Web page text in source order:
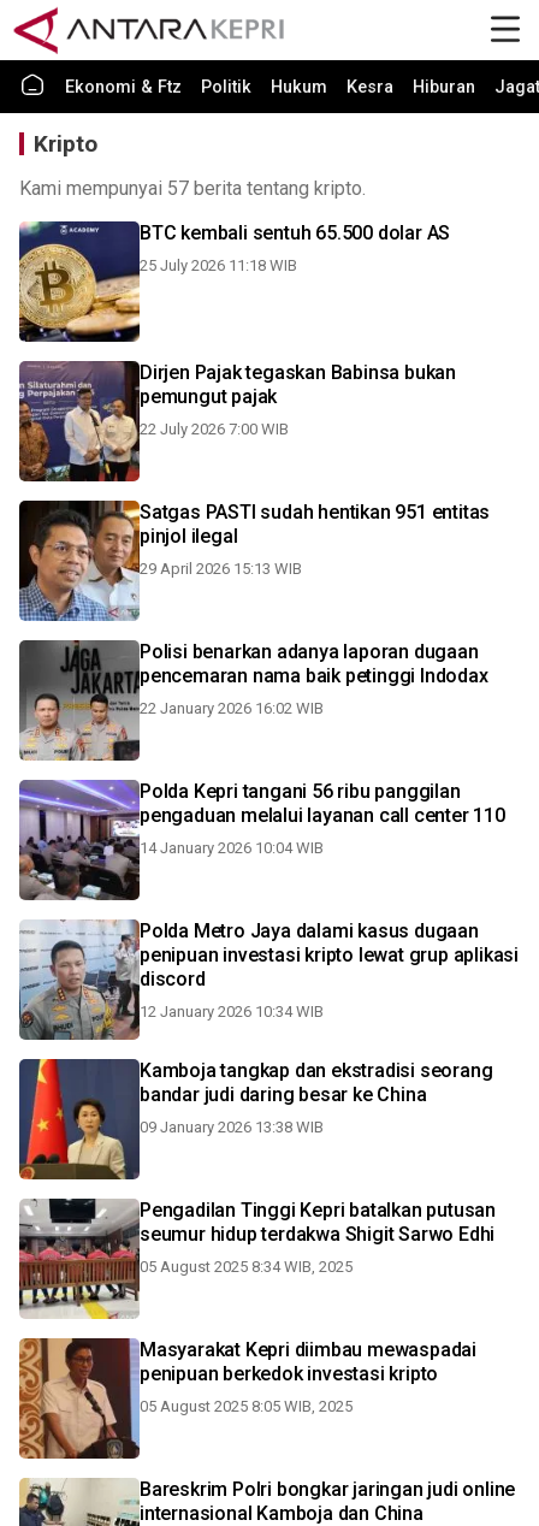
Ekonomi & Ftz Politik Hukum Kesra Hiburan Jagat
Kripto
Kami mempunyai 57 berita tentang kripto.
BTC kembali sentuh 65.500 dolar AS
25 July 2026 11:18 WIB
Dirjen Pajak tegaskan Babinsa bukan
pemungut pajak
22 July 2026 7:00 WIB
Satgas PASTI sudah hentikan 951 entitas
pinjol ilegal
29 April 2026 15:13 WIB
Polisi benarkan adanya laporan dugaan
pencemaran nama baik petinggi Indodax
22 January 2026 16:02 WIB
Polda Kepri tangani 56 ribu panggilan
pengaduan melalui layanan call center 110
14 January 2026 10:04 WIB
Polda Metro Jaya dalami kasus dugaan
penipuan investasi kripto lewat grup aplikasi
discord
12 January 2026 10:34 WIB
Kamboja tangkap dan ekstradisi seorang
bandar judi daring besar ke China
09 January 2026 13:38 WIB
Pengadilan Tinggi Kepri batalkan putusan
seumur hidup terdakwa Shigit Sarwo Edhi
05 August 2025 8:34 WIB, 2025
Masyarakat Kepri diimbau mewaspadai
penipuan berkedok investasi kripto
05 August 2025 8:05 WIB, 2025
Bareskrim Polri bongkar jaringan judi online
internasional Kamboja dan China